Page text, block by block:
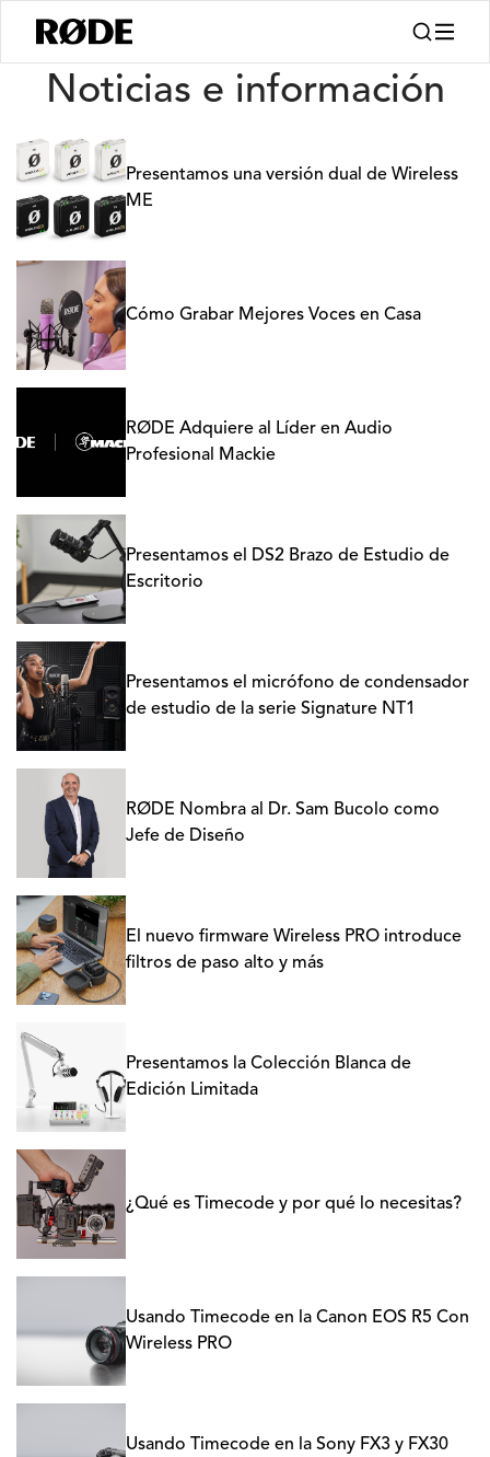
Noticias
Noticias e información
Presentamos una versión dual de Wireless
ME
Cómo Grabar Mejores Voces en Casa
RØDE Adquiere al Líder en Audio
Profesional Mackie
Presentamos el DS2 Brazo de Estudio de
Escritorio
Presentamos el micrófono de condensador
de estudio de la serie Signature NT1
RØDE Nombra al Dr. Sam Bucolo como
Jefe de Diseño
El nuevo firmware Wireless PRO introduce
filtros de paso alto y más
Presentamos la Colección Blanca de
Edición Limitada
¿Qué es Timecode y por qué lo necesitas?
Usando Timecode en la Canon EOS R5 Con
Wireless PRO
Usando Timecode en la Sony FX3 y FX30